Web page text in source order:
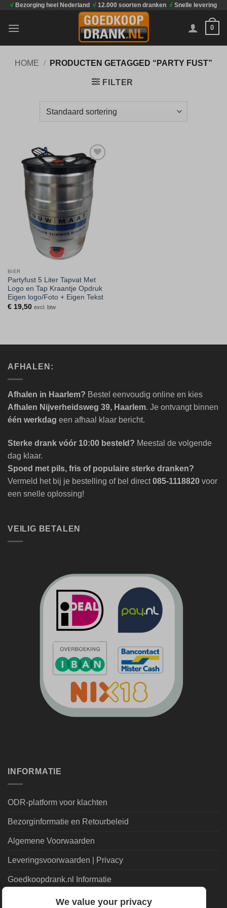
inhoud
√ Bezorging heel Nederland √ 12.000 soorten dranken √ Snelle levering
0
HOME / PRODUCTEN GETAGGED “PARTY FUST”
FILTER
Toevoegen
aan
verlanglijst
BIER
Partyfust 5 Liter Tapvat Met
Logo en Tap Kraantje Opdruk
Eigen logo/Foto + Eigen Tekst
€19,50 excl. btw
AFHALEN:
Afhalen in Haarlem? Bestel eenvoudig online en kies
Afhalen Nijverheidsweg 39, Haarlem. Je ontvangt binnen
één werkdag een afhaal klaar bericht.
Sterke drank vóór 10:00 besteld? Meestal de volgende
dag klaar.
Spoed met pils, fris of populaire sterke dranken?
Vermeld het bij je bestelling of bel direct085-1118820 voor
een snelle oplossing!
VEILIG BETALEN
INFORMATIE
ODR-platform voor klachten
Bezorginformatie en Retourbeleid
Algemene Voorwaarden
Leveringsvoorwaarden | Privacy
Goedkoopdrank.nl Informatie
We value your privacy